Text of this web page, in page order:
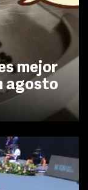
mejor
agosto